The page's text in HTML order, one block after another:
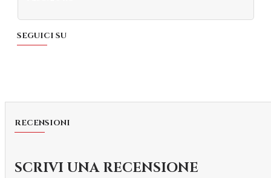
SEGUICI SU
RECENSIONI
SCRIVI UNA RECENSIONE